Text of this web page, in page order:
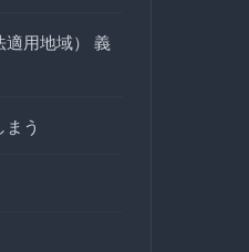
適用地域） 義
う